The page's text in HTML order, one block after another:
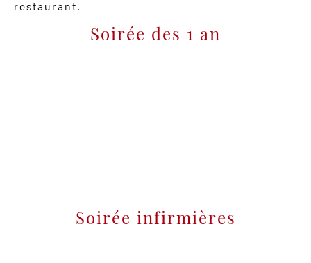
restaurant.
Soirée des 1 an
Soirée infirmières